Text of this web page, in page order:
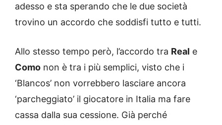
adesso e sta sperando che le due società
trovino un accordo che soddisfi tutto e tutti.
Allo stesso tempo però, l’accordo tra Real e
Como non è tra i più semplici, visto che i
‘Blancos’ non vorrebbero lasciare ancora
‘parcheggiato’ il giocatore in Italia ma fare
cassa dalla sua cessione. Già perché